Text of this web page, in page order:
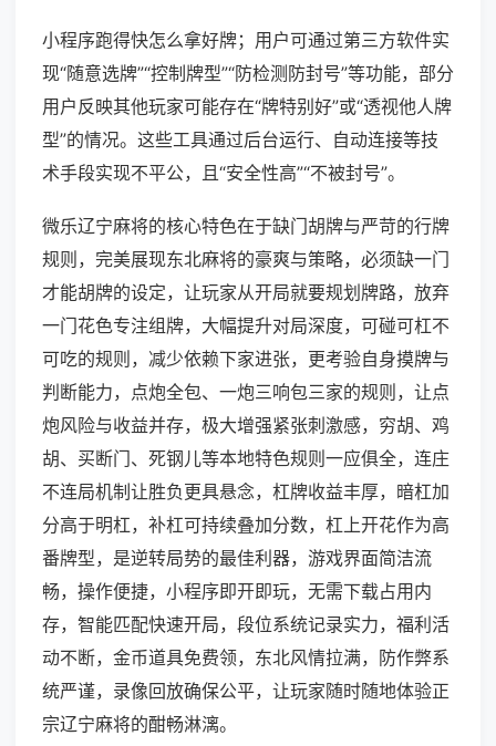
小程序跑得快怎么拿好牌；用户可通过第三方软件实
现“随意选牌”“控制牌型”“防检测防封号”等功能，部分
用户反映其他玩家可能存在“牌特别好”或“透视他人牌
型”的情况。这些工具通过后台运行、自动连接等技
术手段实现不平公，且“安全性高”“不被封号”。
微乐辽宁麻将的核心特色在于缺门胡牌与严苛的行牌
规则，完美展现东北麻将的豪爽与策略，必须缺一门
才能胡牌的设定，让玩家从开局就要规划牌路，放弃
一门花色专注组牌，大幅提升对局深度，可碰可杠不
可吃的规则，减少依赖下家进张，更考验自身摸牌与
判断能力，点炮全包、一炮三响包三家的规则，让点
炮风险与收益并存，极大增强紧张刺激感，穷胡、鸡
胡、买断门、死钢儿等本地特色规则一应俱全，连庄
不连局机制让胜负更具悬念，杠牌收益丰厚，暗杠加
分高于明杠，补杠可持续叠加分数，杠上开花作为高
番牌型，是逆转局势的最佳利器，游戏界面简洁流
畅，操作便捷，小程序即开即玩，无需下载占用内
存，智能匹配快速开局，段位系统记录实力，福利活
动不断，金币道具免费领，东北风情拉满，防作弊系
统严谨，录像回放确保公平，让玩家随时随地体验正
宗辽宁麻将的酣畅淋漓。